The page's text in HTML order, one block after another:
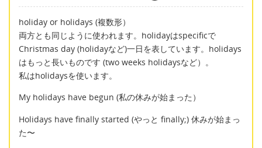
holiday or holidays (複数形）
両方とも同じように使われます。holidayはspecificで
Christmas day (holidayなど)一日を表しています。holidays
はもっと長いものです (two weeks holidaysなど）。
私はholidaysを使います。
My holidays have begun (私の休みが始まった）
Holidays have finally started (やっと finally;) 休みが始まっ
た〜